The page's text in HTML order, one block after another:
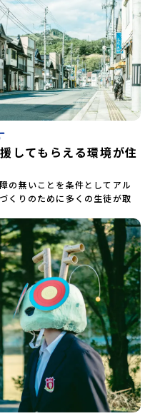
してもらえる環境が住
の無いことを条件としてアル
くりのために多くの生徒が取